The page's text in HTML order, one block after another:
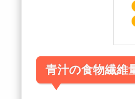
青汁の食物繊維